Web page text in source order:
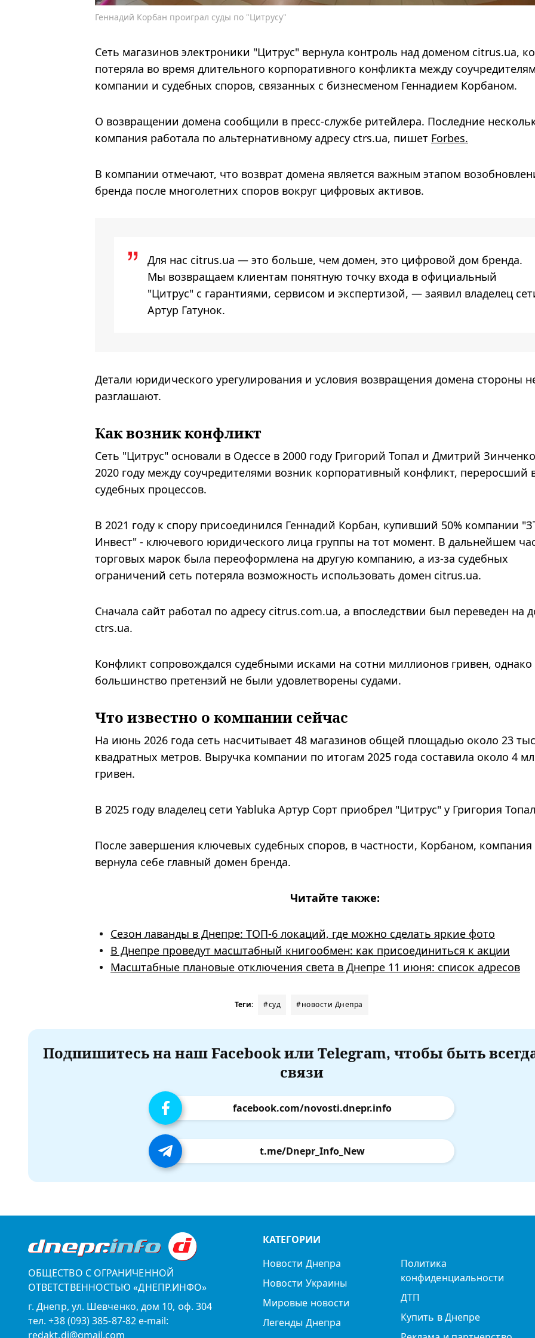
Геннадий Корбан проиграл суды по "Цитрусу"
Сеть магазинов электроники "Цитрус" вернула контроль над доменом citrus.ua,
потеряла во время длительного корпоративного конфликта между
компании и судебных споров, связанных с бизнесменом Геннадием Корбаном.
О возвращении домена сообщили в пресс-службе ритейлера. Последние
компания работала по альтернативному адресу ctrs.ua, пишет Forbes.
В компании отмечают, что возврат домена является важным этапом
бренда после многолетних споров вокруг цифровых активов.
Для нас citrus.ua — это больше, чем домен, это цифровой дом бренда.
Мы возвращаем клиентам понятную точку входа в официальный
"Цитрус" с гарантиями, сервисом и экспертизой, — заявил владелец
Артур Гатунок.
Детали юридического урегулирования и условия возвращения домена стороны
разглашают.
Как возник конфликт
Сеть "Цитрус" основали в Одессе в 2000 году Григорий Топал и Дмитрий
2020 году между соучредителями возник корпоративный конфликт, переросший
судебных процессов.
В 2021 году к спору присоединился Геннадий Корбан, купивший 50% компании
Инвест" - ключевого юридического лица группы на тот момент. В дальнейшем
торговых марок была переоформлена на другую компанию, а из-за судебных
ограничений сеть потеряла возможность использовать домен citrus.ua.
Сначала сайт работал по адресу citrus.com.ua, а впоследствии был переведен на
ctrs.ua.
Конфликт сопровождался судебными исками на сотни миллионов гривен, однако
большинство претензий не были удовлетворены судами.
Что известно о компании сейчас
На июнь 2026 года сеть насчитывает 48 магазинов общей площадью около 23
квадратных метров. Выручка компании по итогам 2025 года составила около 4
гривен.
В 2025 году владелец сети Yabluka Артур Сорт приобрел "Цитрус" у Григория
После завершения ключевых судебных споров, в частности, Корбаном, компания
вернула себе главный домен бренда.
Читайте также:
Сезон лаванды в Днепре: ТОП-6 локаций, где можно сделать яркие фото
В Днепре проведут масштабный книгообмен: как присоединиться к акции
Масштабные плановые отключения света в Днепре 11 июня: список адресов
Теги: #суд #новости Днепра
Подпишитесь на наш Facebook или Telegram, чтобы быть
связи
facebook.com/novosti.dnepr.info
t.me/Dnepr_Info_New
ОБЩЕСТВО С ОГРАНИЧЕННОЙ
ОТВЕТСТВЕННОСТЬЮ «ДНЕПР.ИНФО»
г. Днепр, ул. Шевченко, дом 10, оф. 304
тел. +38 (093) 385-87-82 e-mail:
redakt.di@gmail.com
КАТЕГОРИИ
Новости Днепра
Новости Украины
Мировые новости
Легенды Днепра
Политика
конфиденциальности
ДТП
Купить в Днепре